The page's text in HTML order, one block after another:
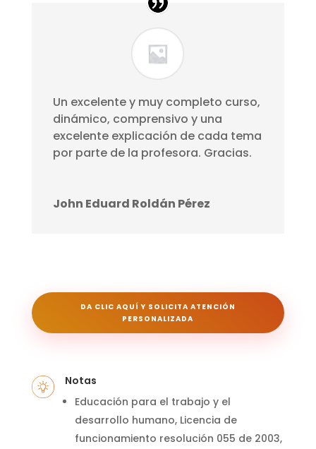
Un excelente y muy completo curso,
dinámico, comprensivo y una
excelente explicación de cada tema
por parte de la profesora. Gracias.
John Eduard Roldán Pérez
DA CLIC AQUÍ Y SOLICITA ATENCIÓN
PERSONALIZADA
Notas
Educación para el trabajo y el
desarrollo humano, Licencia de
funcionamiento resolución 055 de 2003,